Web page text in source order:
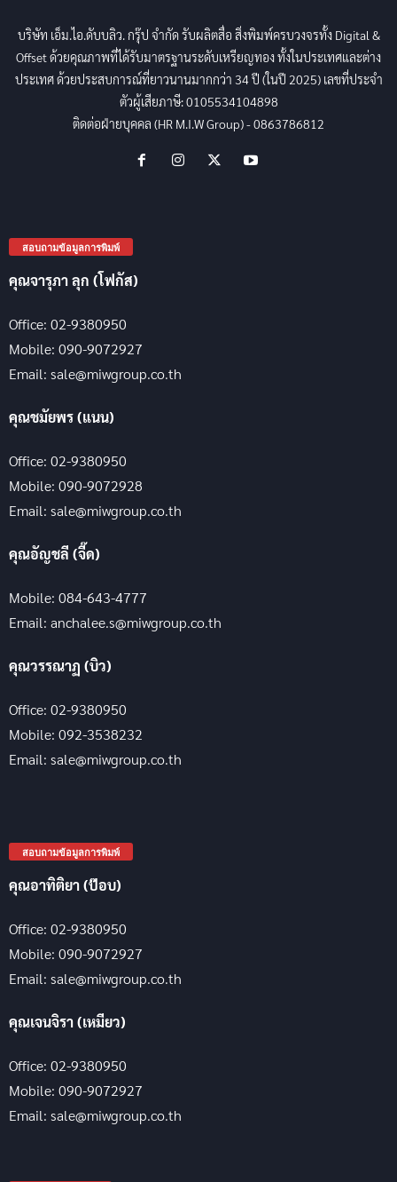
บริษัท เอ็ม.ไอ.ดับบลิว. กรุ๊ป จำกัด รับผลิตสื่อ สิ่งพิมพ์ครบวงจรทั้ง Digital &
Offset ด้วยคุณภาพที่ได้รับมาตรฐานระดับเหรียญทอง ทั้งในประเทศและต่าง
ประเทศ ด้วยประสบการณ์ที่ยาวนานมากกว่า 34 ปี (ในปี 2025) เลขที่ประจำ
ตัวผู้เสียภาษี: 0105534104898
ติดต่อฝ่ายบุคคล (HR M.I.W Group) - 0863786812
สอบถามข้อมูลการพิมพ์
คุณจารุภา ลุก (โฟกัส)
Office: 02-9380950
Mobile: 090-9072927
Email: sale@miwgroup.co.th
คุณชมัยพร (แนน)
Office: 02-9380950
Mobile: 090-9072928
Email: sale@miwgroup.co.th
คุณอัญชลี (จี๊ด)
Mobile: 084-643-4777
Email: anchalee.s@miwgroup.co.th
คุณวรรณาฏ (บิว)
Office: 02-9380950
Mobile: 092-3538232
Email: sale@miwgroup.co.th
สอบถามข้อมูลการพิมพ์
คุณอาทิติยา (ป๊อบ)
Office: 02-9380950
Mobile: 090-9072927
Email: sale@miwgroup.co.th
คุณเจนจิรา (เหมียว)
Office: 02-9380950
Mobile: 090-9072927
Email: sale@miwgroup.co.th